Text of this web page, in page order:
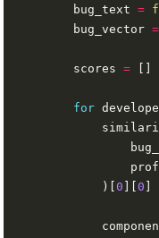
        bug_text
= f
        bug_vector
=
        scores
=
for
            )[
0 ][0